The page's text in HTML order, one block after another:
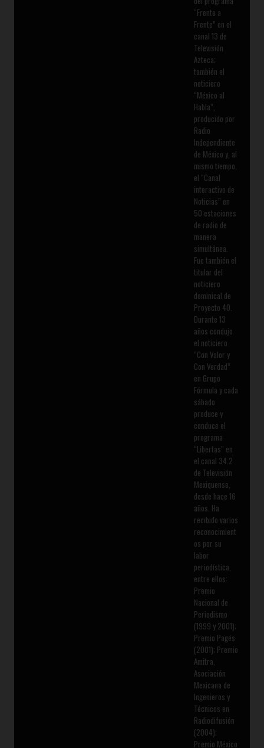
“Frente a
Frente” en el
canal 13 de
Televisión
Azteca;
también el
noticiero
“México al
Habla”,
producido por
Radio
Independiente
de México y, al
mismo tiempo,
el “Canal
interactivo de
Noticias” en
50 estaciones
de radio de
manera
simultánea.
Fue también el
titular del
noticiero
dominical de
Proyecto 40.
Durante 13
años condujo
el noticiero
“Con Valor y
Con Verdad”
en Grupo
Fórmula y cada
sábado
produce y
conduce el
programa
“Libertas” en
el canal 34.2
de Televisión
Mexiquense,
desde hace 16
años. Ha
recibido varios
reconocimient
os por su
labor
periodística,
entre ellos:
Premio
Nacional de
Periodismo
(1999 y 2001);
Premio Pagés
(2001); Premio
Amitra,
Asociación
Mexicana de
Ingenieros y
Técnicos en
Radiodifusión
(2004);
Premio México